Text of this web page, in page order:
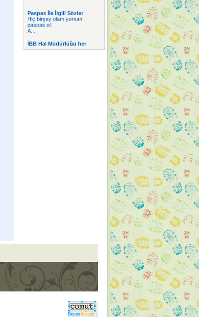
Paspas İle İlgili Sözler
Hiç birşey olamıyorsan,
paspas ol.
A...
İBB Hal Müdürlüğü her
yazıhanede 2 Plast